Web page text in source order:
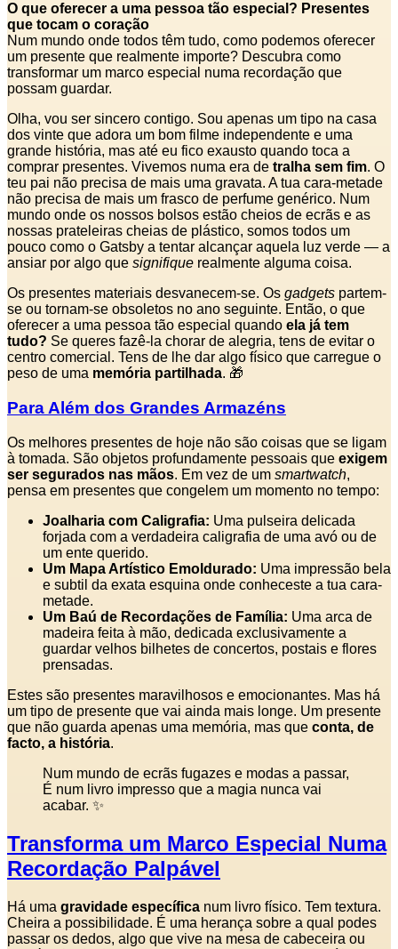
O que oferecer a uma pessoa tão especial? Presentes
que tocam o coração
Num mundo onde todos têm tudo, como podemos oferecer
um presente que realmente importe? Descubra como
transformar um marco especial numa recordação que
possam guardar.
Olha, vou ser sincero contigo. Sou apenas um tipo na casa
dos vinte que adora um bom filme independente e uma
grande história, mas até eu fico exausto quando toca a
comprar presentes. Vivemos numa era de tralha sem fim. O
teu pai não precisa de mais uma gravata. A tua cara-metade
não precisa de mais um frasco de perfume genérico. Num
mundo onde os nossos bolsos estão cheios de ecrãs e as
nossas prateleiras cheias de plástico, somos todos um
pouco como o Gatsby a tentar alcançar aquela luz verde — a
ansiar por algo que signifique realmente alguma coisa.
Os presentes materiais desvanecem-se. Os gadgets partem-
se ou tornam-se obsoletos no ano seguinte. Então, o que
oferecer a uma pessoa tão especial quando ela já tem
tudo? Se queres fazê-la chorar de alegria, tens de evitar o
centro comercial. Tens de lhe dar algo físico que carregue o
peso de uma memória partilhada. 🎁
Para Além dos Grandes Armazéns
Os melhores presentes de hoje não são coisas que se ligam
à tomada. São objetos profundamente pessoais que exigem
ser segurados nas mãos. Em vez de um smartwatch,
pensa em presentes que congelem um momento no tempo:
Joalharia com Caligrafia: Uma pulseira delicada
forjada com a verdadeira caligrafia de uma avó ou de
um ente querido.
Um Mapa Artístico Emoldurado: Uma impressão bela
e subtil da exata esquina onde conheceste a tua cara-
metade.
Um Baú de Recordações de Família: Uma arca de
madeira feita à mão, dedicada exclusivamente a
guardar velhos bilhetes de concertos, postais e flores
prensadas.
Estes são presentes maravilhosos e emocionantes. Mas há
um tipo de presente que vai ainda mais longe. Um presente
que não guarda apenas uma memória, mas que conta, de
facto, a história.
Num mundo de ecrãs fugazes e modas a passar,
É num livro impresso que a magia nunca vai
acabar. ✨
Transforma um Marco Especial Numa
Recordação Palpável
Há uma gravidade específica num livro físico. Tem textura.
Cheira a possibilidade. É uma herança sobre a qual podes
passar os dedos, algo que vive na mesa de cabeceira ou